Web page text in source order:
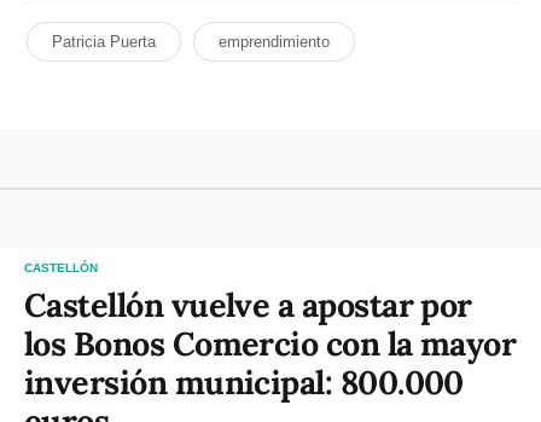
Patricia Puerta emprendimiento
CASTELLÓN
Castellón vuelve a apostar por
los Bonos Comercio con la mayor
inversión municipal: 800.000